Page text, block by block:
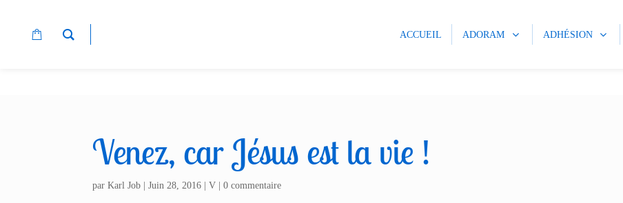
ACCUEIL ADORAM ADHÉSION
Venez, car Jésus est la vie !
parKarl Job |Juin 28, 2016 |V |0 commentaire